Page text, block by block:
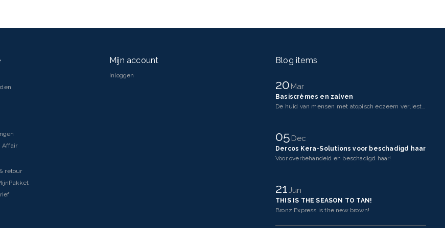
Affair
retour
Mijn account
Inloggen
Blog items
20Mar
Basiscrèmes en zalven
De huid van mensen met atopisch eczeem verliest makkelijker vocht dan een gezonde huid. Dit komt doo
05Dec
Dercos Kera-Solutions voor beschadigd haar
Voor overbehandeld en beschadigd haar!
21Jun
THIS IS THE SEASON TO TAN!
Bronz'Express is the new brown!